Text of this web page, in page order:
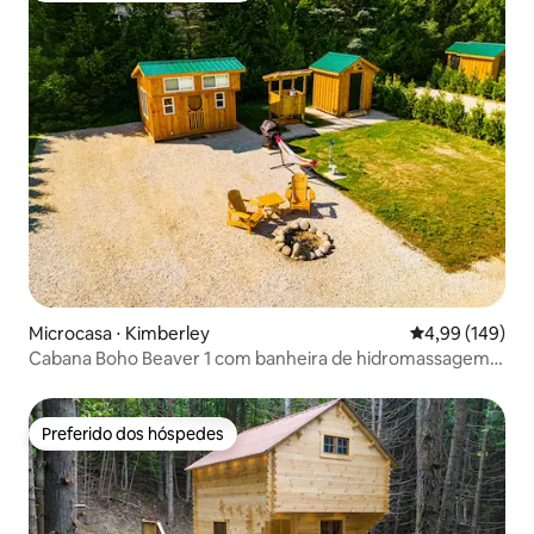
Microcasa ⋅ Kimberley 4,99 de uma
4,99 (149)
Cabana Boho Beaver 1 com banheira de hidromassagem
Preferido dos hóspedes
Preferido dos hóspedes